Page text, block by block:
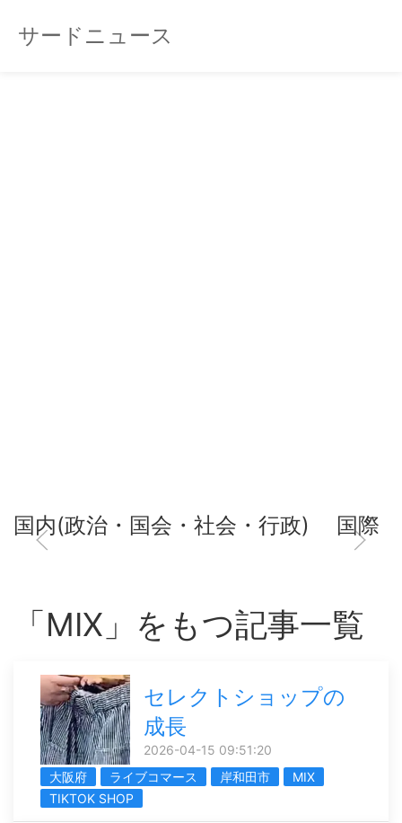
サードニュース
国内(政治・国会・社会・行政) 国際
「MIX」をもつ記事一覧
セレクトショップの
成長
2026-04-15 09:51:20
大阪府
ライブコマース 岸和田市
MIX
TIKTOK SHOP